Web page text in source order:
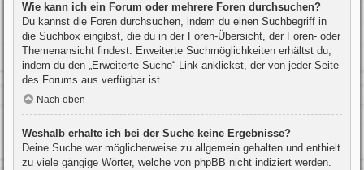
Wie kann ich ein Forum oder mehrere Foren durchsuchen?
Du kannst die Foren durchsuchen, indem du einen Suchbegriff in
die Suchbox eingibst, die du in der Foren-Übersicht, der Foren- oder
Themenansicht findest. Erweiterte Suchmöglichkeiten erhältst du,
indem du den „Erweiterte Suche“-Link anklickst, der von jeder Seite
des Forums aus verfügbar ist.
Nach oben
Weshalb erhalte ich bei der Suche keine Ergebnisse?
Deine Suche war möglicherweise zu allgemein gehalten und enthielt
zu viele gängige Wörter, welche von phpBB nicht indiziert werden.